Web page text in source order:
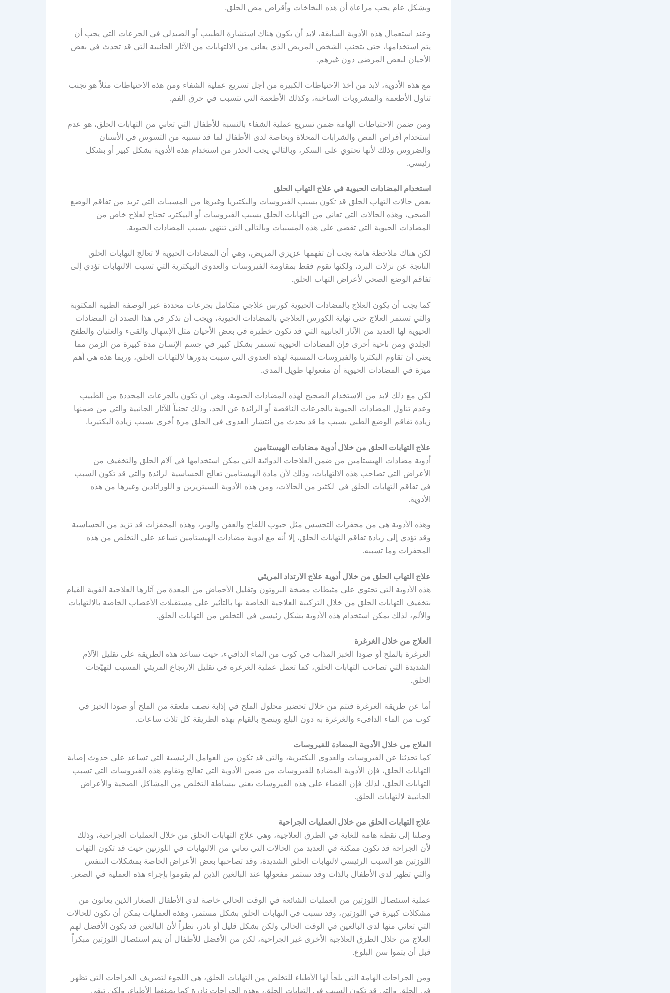
وبشكل عام يجب مراعاة أن هذه البخاخات وأقراص مص الحلق.
وعند استعمال هذه الأدوية السابقة، لابد أن يكون هناك استشارة الطبيب أو الصيدلي في الجرعات التي يجب أن
يتم استخدامها، حتى يتجنب الشخص المريض الذي يعاني من الالتهابات من الآثار الجانبية التي قد تحدث في بعض
الأحيان لبعض المرضى دون غيرهم.
مع هذه الأدوية، لابد من أخذ الاحتياطات الكبيرة من أجل تسريع عملية الشفاء ومن هذه الاحتياطات مثلاً هو تجنب
تناول الأطعمة والمشروبات الساخنة، وكذلك الأطعمة التي تتسبب في حرق الفم.
ومن ضمن الاحتياطات الهامة ضمن تسريع عملية الشفاء بالنسبة للأطفال التي تعاني من التهابات الحلق، هو عدم
استخدام أقراص المص والشرابات المحلاة وبخاصة لدى الأطفال لما قد تسببه من التسوس في الأسنان
والضروس وذلك لأنها تحتوي على السكر، وبالتالي يجب الحذر من استخدام هذه الأدوية بشكل كبير أو بشكل
رئيسي.
استخدام المضادات الحيوية في علاج التهاب الحلق
بعض حالات التهاب الحلق قد تكون بسبب الفيروسات والبكتيريا وغيرها من المسببات التي تزيد من تفاقم الوضع
الصحي، وهذه الحالات التي تعاني من التهابات الحلق بسبب الفيروسات أو البيكتريا تحتاج لعلاج خاص من
المضادات الحيوية التي تقضي على هذه المسببات وبالتالي التي تنتهي بسبب المضادات الحيوية.
لكن هناك ملاحظة هامة يجب أن تفهمها عزيزي المريض، وهي أن المضادات الحيوية لا تعالج التهابات الحلق
الناتجة عن نزلات البرد، ولكنها تقوم فقط بمقاومة الفيروسات والعدوى البيكترية التي تسبب الالتهابات تؤدي إلى
تفاقم الوضع الصحي لأعراض التهاب الحلق.
كما يجب أن يكون العلاج بالمضادات الحيوية كورس علاجي متكامل بجرعات محددة عبر الوصفة الطبية المكتوبة
والتي تستمر العلاج حتى نهاية الكورس العلاجي بالمضادات الحيوية، ويجب أن نذكر في هذا الصدد أن المضادات
الحيوية لها العديد من الآثار الجانبية التي قد تكون خطيرة في بعض الأحيان مثل الإسهال والقىء والغثيان والطفح
الجلدي ومن ناحية أخرى فإن المضادات الحيوية تستمر بشكل كبير في جسم الإنسان مدة كبيرة من الزمن مما
يعني أن تقاوم البكتريا والفيروسات المسببة لهذه العدوى التي سببت بدورها لالتهابات الحلق، وربما هذه هي أهم
ميزة في المضادات الحيوية أن مفعولها طويل المدى.
لكن مع ذلك لابد من الاستخدام الصحيح لهذه المضادات الحيوية، وهي ان تكون بالجرعات المحددة من الطبيب
وعدم تناول المضادات الحيوية بالجرعات الناقصة أو الزائدة عن الحد، وذلك تجنباً للآثار الجانبية والتي من ضمنها
زيادة تفاقم الوضع الطبي بسبب ما قد يحدث من انتشار العدوى في الحلق مرة أخرى بسبب زيادة البكتيريا.
علاج التهابات الحلق من خلال أدوية مضادات الهيستامين
أدوية مضادات الهيستامين من ضمن العلاجات الدوائية التي يمكن استخدامها في آلام الحلق والتخفيف من
الأعراض التي تصاحب هذه الالتهابات، وذلك لأن مادة الهيستامين تعالج الحساسية الزائدة والتي قد تكون السبب
في تفاقم التهابات الحلق في الكثير من الحالات، ومن هذه الأدوية السيتريزين و اللوراتادين وغيرها من هذه
الأدوية.
وهذه الأدوية هي من محفزات التحسس مثل حبوب اللقاح والعفن والوبر، وهذه المحفزات قد تزيد من الحساسية
وقد تؤدي إلى زيادة تفاقم التهابات الحلق، إلا أنه مع ادوية مضادات الهيستامين تساعد على التخلص من هذه
المحفزات وما تسببه.
علاج التهاب الحلق من خلال أدوية علاج الارتداد المريئي
هذه الأدوية التي تحتوي على مثبطات مضخة البروتون وتقليل الأحماض من المعدة من آثارها العلاجية القوية القيام
بتخفيف التهابات الحلق من خلال التركيبة العلاجية الخاصة بها بالتأثير على مستقبلات الأعصاب الخاصة بالالتهابات
والألم، لذلك يمكن استخدام هذه الأدوية بشكل رئيسي في التخلص من التهابات الحلق.
العلاج من خلال الغرغرة
الغرغرة بالملح أو صودا الخبز المذاب في كوب من الماء الدافيء، حيث تساعد هذه الطريقة على تقليل الآلام
الشديدة التي تصاحب التهابات الحلق، كما تعمل عملية الغرغرة في تقليل الارتجاع المريئي المسبب لتهيّجات
الحلق.
أما عن طريقة الغرغرة فتتم من خلال تحضير محلول الملح في إذابة نصف ملعقة من الملح أو صودا الخبز في
كوب من الماء الدافىء والغرغرة به دون البلع وينصح بالقيام بهذه الطريقة كل ثلاث ساعات.
العلاج من خلال الأدوية المضادة للفيروسات
كما تحدثنا عن الفيروسات والعدوى البكتيرية، والتي قد تكون من العوامل الرئيسية التي تساعد على حدوث إصابة
التهابات الحلق، فإن الأدوية المضادة للفيروسات من ضمن الأدوية التي تعالج وتقاوم هذه الفيروسات التي تسبب
التهابات الحلق، لذلك فإن القضاء على هذه الفيروسات يعني ببساطة التخلص من المشاكل الصحية والأعراض
الجانبية لالتهابات الحلق.
علاج التهابات الحلق من خلال العمليات الجراحية
وصلنا إلى نقطة هامة للغاية في الطرق العلاجية، وهي علاج التهابات الحلق من خلال العمليات الجراحية، وذلك
لأن الجراحة قد تكون ممكنة في العديد من الحالات التي تعاني من الالتهابات في اللوزتين حيث قد تكون التهاب
اللوزتين هو السبب الرئيسي لالتهابات الحلق الشديدة، وقد تصاحبها بعض الأعراض الخاصة بمشكلات التنفس
والتي تظهر لدى الأطفال بالذات وقد تستمر مفعولها عند البالغين الذين لم يقوموا بإجراء هذه العملية في الصغر.
عملية استئصال اللوزتين من العمليات الشائعة في الوقت الحالي خاصة لدى الأطفال الصغار الذين يعانون من
مشكلات كبيرة في اللوزتين، وقد تسبب في التهابات الحلق بشكل مستمر، وهذه العمليات يمكن أن تكون للحالات
التي تعاني منها لدى البالغين في الوقت الحالي ولكن بشكل قليل أو نادر، نظراً لأن البالغين قد يكون الأفضل لهم
العلاج من خلال الطرق العلاجية الأخرى غير الجراحية، لكن من الأفضل للأطفال أن يتم استئصال اللوزتين مبكراً
قبل أن يتموا سن البلوغ.
ومن الجراحات الهامة التي يلجأ لها الأطباء للتخلص من التهابات الحلق، هي اللجوء لتصريف الخراجات التي تظهر
في الحلق والتي قد تكون السبب في التهابات الحلق، وهذه الجراحات نادرة كما يصنفها الأطباء، ولكن تبقى